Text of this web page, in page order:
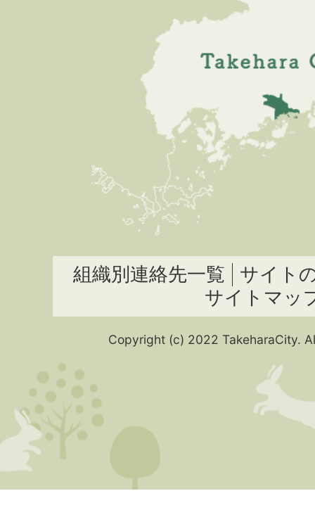
組織別連絡先一覧
サイト
サイトマッ
Copyright (c) 2022 TakeharaCity.